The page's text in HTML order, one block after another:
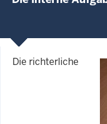
Die richterliche